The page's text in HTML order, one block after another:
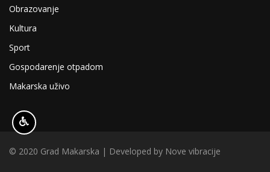
Obrazovanje
Kultura
Sport
Gospodarenje otpadom
Makarska uživo
© 2020 Grad Makarska | Developed by Nove vibracije